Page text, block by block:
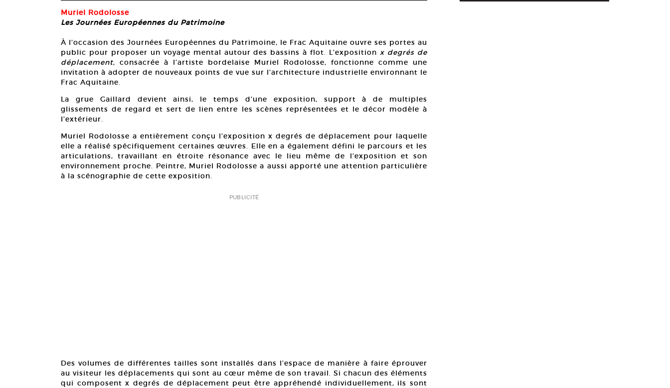
Muriel Rodolosse
Les Journées Européennes du Patrimoine
À l’occasion des Journées Européennes du Patrimoine, le Frac Aquitaine ouvre ses portes au
public pour proposer un voyage mental autour des bassins à flot. L’expositionx degrés de
déplacement, consacrée à l’artiste bordelaise Muriel Rodolosse, fonctionne comme une
invitation à adopter de nouveaux points de vue sur l’architecture industrielle environnant le
Frac Aquitaine.
La grue Gaillard devient ainsi, le temps d’une exposition, support à de multiples
glissements de regard et sert de lien entre les scènes représentées et le décor modèle à
l’extérieur.
Muriel Rodolosse a entièrement conçu l’exposition x degrés de déplacement pour laquelle
elle a réalisé spécifiquement certaines œuvres. Elle en a également défini le parcours et les
articulations, travaillant en étroite résonance avec le lieu même de l’exposition et son
environnement proche. Peintre, Muriel Rodolosse a aussi apporté une attention particulière
à la scénographie de cette exposition.
PUBLICITÉ
Des volumes de différentes tailles sont installés dans l’espace de manière à faire éprouver
au visiteur les déplacements qui sont au cœur même de son travail. Si chacun des éléments
qui composent x degrés de déplacement peut être appréhendé individuellement, ils sont